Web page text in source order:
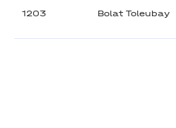
1203 Bolat Toleubay